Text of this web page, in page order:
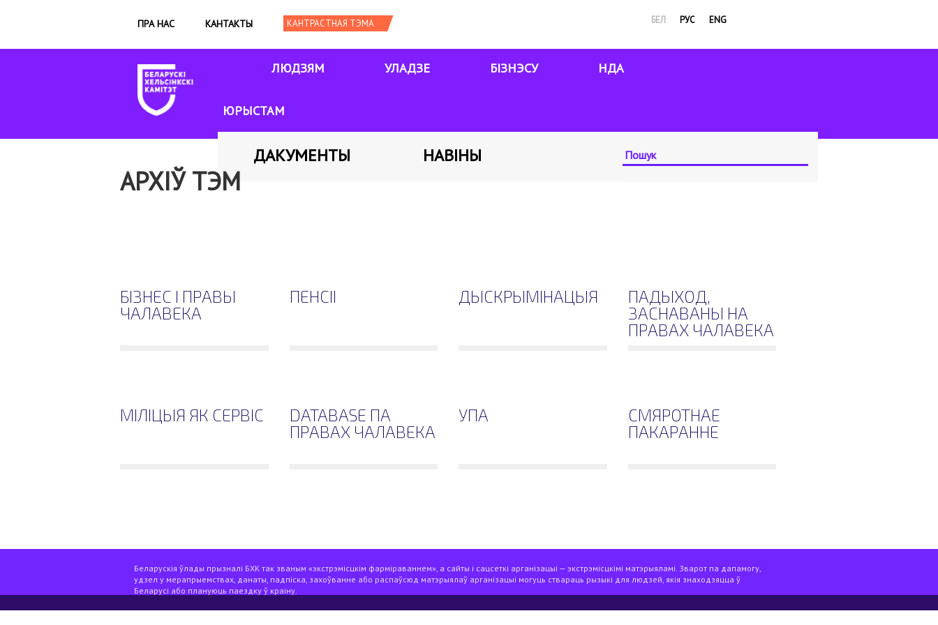
ПРА НАС КАНТАКТЫ БЕЛ РУС ENG
ЛЮДЗЯМ УЛАДЗЕ БІЗНЭСУ НДА
ЮРЫСТАМ
ДАКУМЕНТЫ НАВІНЫ
АРХІЎ ТЭМ
БІЗНЕС І ПРАВЫ
ЧАЛАВЕКА
ПЕНСІІ ДЫСКРЫМІНАЦЫЯ
ПАДЫХОД,
ЗАСНАВАНЫ НА
ПРАВАХ ЧАЛАВЕКА
МІЛІЦЫЯ ЯК СЕРВІС
DATABASE ПА
ПРАВАХ ЧАЛАВЕКА
УПА
СМЯРОТНАЕ
ПАКАРАННЕ
Беларускія ўлады прызналі БХК так званым «экстрэмісцкім фарміраваннем», а сайты і сацсеткі арганізацыі — экстрэмісцкімі матэрыяламі. Зварот па дапамогу,
удзел у мерапрыемствах, данаты, падпіска, захоўванне або распаўсюд матэрыялаў арганізацыі могуць ствараць рызыкі для людзей, якія знаходзяцца ў
Беларусі або плануюць паездку ў краіну.